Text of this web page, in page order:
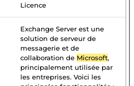
Licence
Exchange Server est une
solution de serveur de
messagerie et de
collaboration de Microsoft,
principalement utilisée par
les entreprises. Voici les